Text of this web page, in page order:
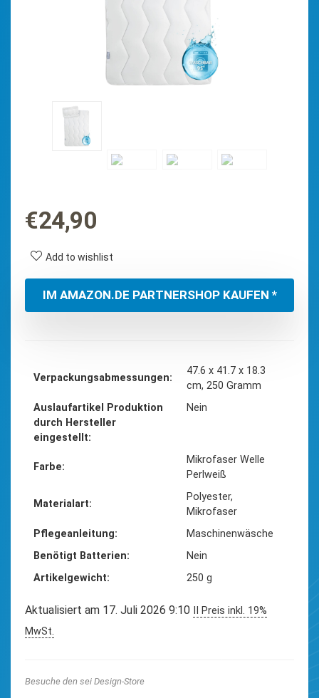
€24,90
Add to wishlist
IM AMAZON.DE PARTNERSHOP KAUFEN *
Verpackungsabmessungen
‎47.6 x 41.7 x 18.3
cm, 250 Gramm
Auslaufartikel Produktion
durch Hersteller
eingestellt
‎Nein
Farbe
‎Mikrofaser Welle
Perlweiß
Materialart
‎Polyester,
Mikrofaser
Pflegeanleitung
‎Maschinenwäsche
Benötigt Batterien
‎Nein
Artikelgewicht
‎250 g
Aktualisiert am 17. Juli 2026 9:10 II Preis inkl. 19%
MwSt.
Besuche den sei Design-Store